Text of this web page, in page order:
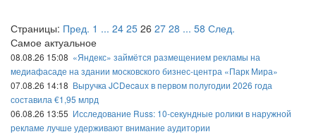
Страницы: Пред. 1 ... 24 25 26 27 28 ... 58 След.
Самое актуальное
08.08.26 15:08 «Яндекс» займётся размещением рекламы на
медиафасаде на здании московского бизнес-центра «Парк Мира»
07.08.26 14:18 Выручка JCDecaux в первом полугодии 2026 года
составила €1,95 млрд
06.08.26 13:55 Исследование Russ: 10-секундные ролики в наружной
рекламе лучше удерживают внимание аудитории